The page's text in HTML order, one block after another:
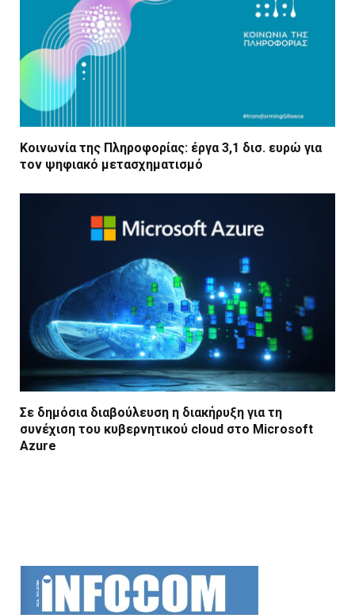
Κοινωνία της Πληροφορίας: έργα 3,1 δισ. ευρώ για
τον ψηφιακό μετασχηματισμό
Σε δημόσια διαβούλευση η διακήρυξη για τη
συνέχιση του κυβερνητικού cloud στο Microsoft
Azure